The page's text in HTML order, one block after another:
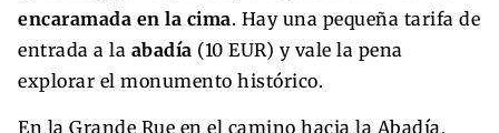
encaramada en la cima. Hay una pequeña tarifa de
entrada a la abadía (10 EUR) y vale la pena
explorar el monumento histórico.
En la Grande Rue en el camino hacia la Abadía,